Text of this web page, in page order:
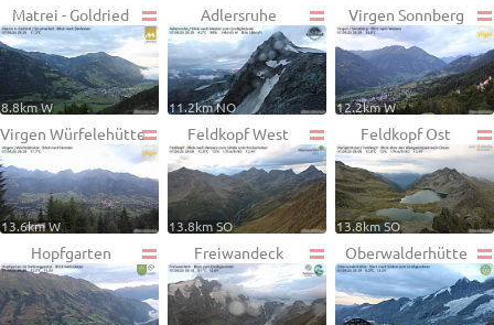
Matrei - Goldried
8.8km W
Adlersruhe
11.2km NO
Virgen Sonnberg
12.2km W
Virgen Würfelehütte
13.6km W
Feldkopf West
13.8km SO
Feldkopf Ost
13.8km SO
Hopfgarten Freiwandeck Oberwalderhütte